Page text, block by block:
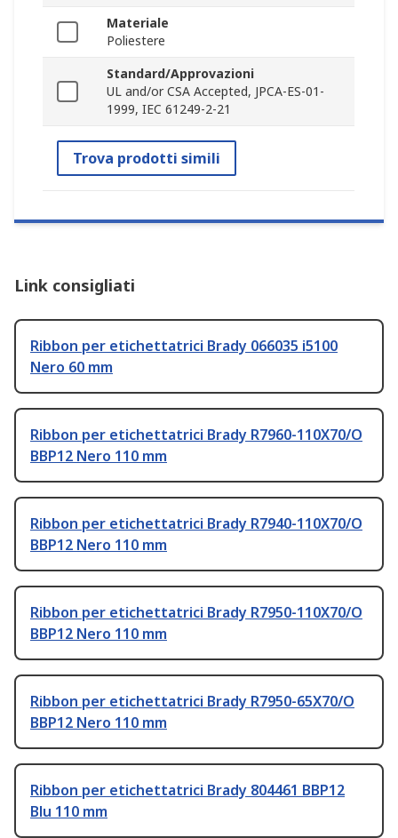
Materiale
Poliestere
Standard/Approvazioni
UL and/or CSA Accepted, JPCA-ES-01-
1999, IEC 61249-2-21
Trova prodotti simili
Link consigliati
Ribbon per etichettatrici Brady 066035 i5100
Nero 60 mm
Ribbon per etichettatrici Brady R7960-110X70/O
BBP12 Nero 110 mm
Ribbon per etichettatrici Brady R7940-110X70/O
BBP12 Nero 110 mm
Ribbon per etichettatrici Brady R7950-110X70/O
BBP12 Nero 110 mm
Ribbon per etichettatrici Brady R7950-65X70/O
BBP12 Nero 110 mm
Ribbon per etichettatrici Brady 804461 BBP12
Blu 110 mm